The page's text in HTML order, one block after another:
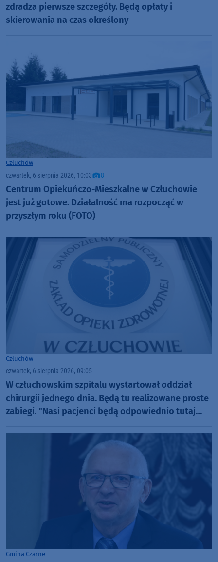
zdradza pierwsze szczegóły. Będą opłaty i
skierowania na czas określony
Człuchów
czwartek, 6 sierpnia 2026, 10:03 8
Centrum Opiekuńczo-Mieszkalne w Człuchowie
jest już gotowe. Działalność ma rozpocząć w
przyszłym roku (FOTO)
Człuchów
czwartek, 6 sierpnia 2026, 09:05
W człuchowskim szpitalu wystartował oddział
chirurgii jednego dnia. Będą tu realizowane proste
zabiegi. "Nasi pacjenci będą odpowiednio tutaj
Gmina Czarne